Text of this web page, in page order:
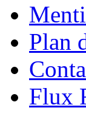
Plan
Flux